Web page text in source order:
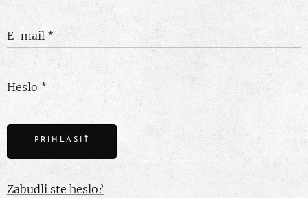
E-mail
Heslo
PRIHLÁSIŤ
Zabudli ste heslo?